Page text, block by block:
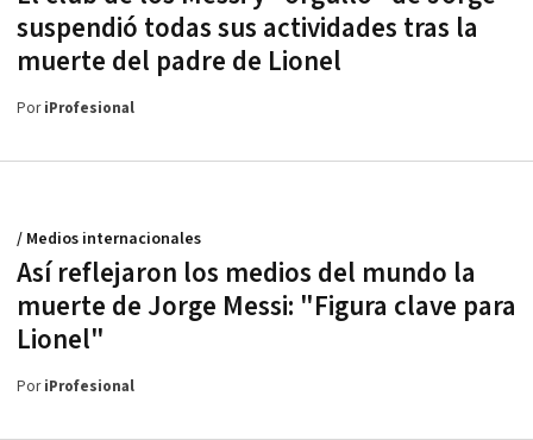
suspendió todas sus actividades tras la
muerte del padre de Lionel
PoriProfesional
Así reflejaron los medios del mundo la
muerte de Jorge Messi: "Figura clave para
Lionel"
/ Medios internacionales
PoriProfesional